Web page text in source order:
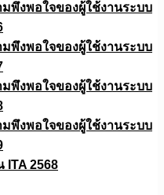
พึงพอใจของผู้ใช้งานระบบ
พึงพอใจของผู้ใช้งานระบบ
พึงพอใจของผู้ใช้งานระบบ
พึงพอใจของผู้ใช้งานระบบ
ITA 2568